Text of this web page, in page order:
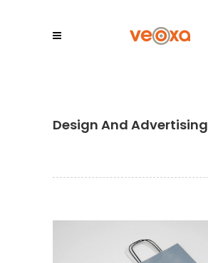
Design And Advertising